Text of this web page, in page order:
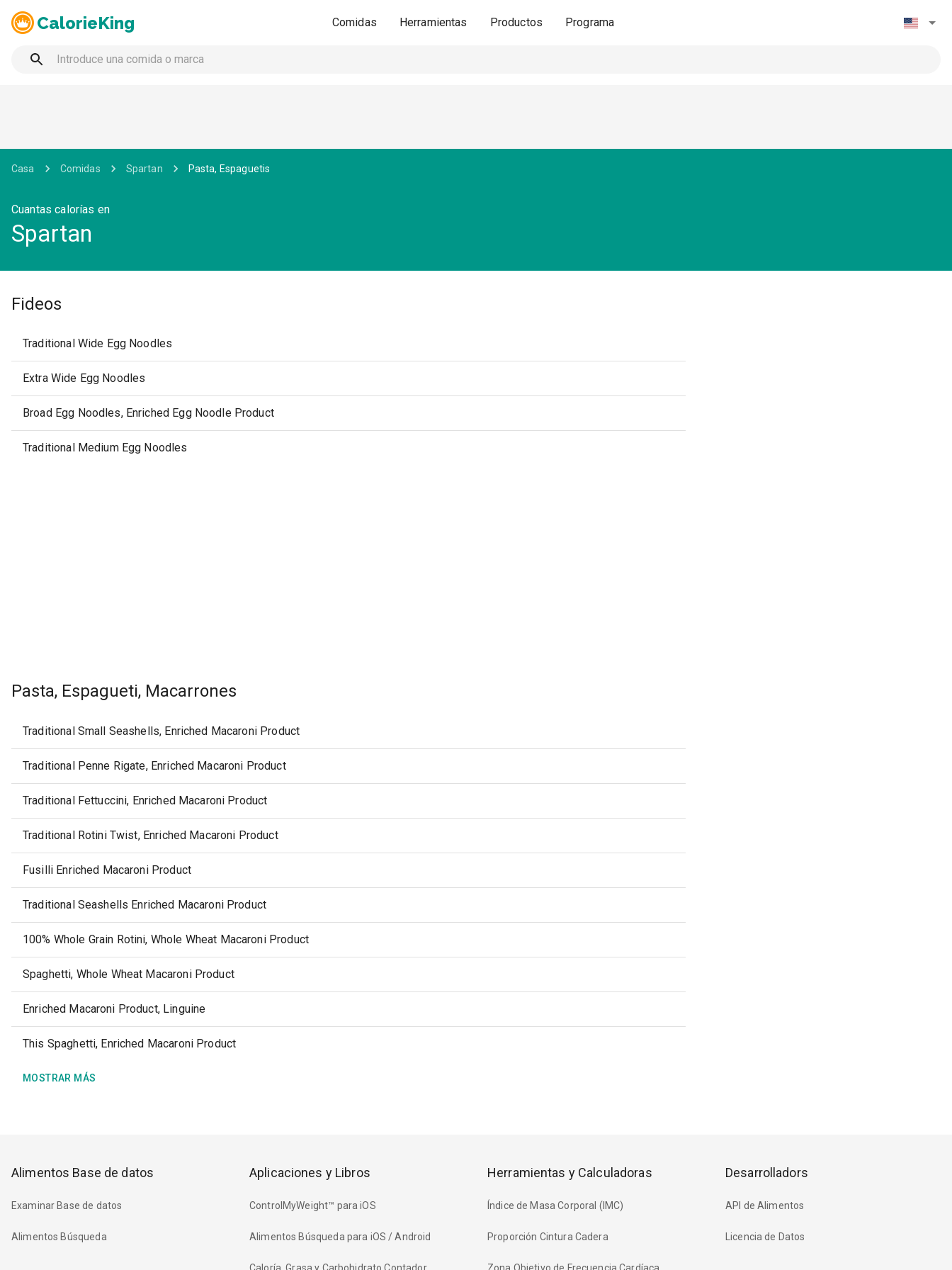
CalorieKing Comidas Herramientas Productos Programa
Casa Comidas Spartan Pasta, Espaguetis
Cuantas calorías en
Spartan
Fideos
Traditional Wide Egg Noodles
Extra Wide Egg Noodles
Broad Egg Noodles, Enriched Egg Noodle Product
Traditional Medium Egg Noodles
Pasta, Espagueti, Macarrones
Traditional Small Seashells, Enriched Macaroni Product
Traditional Penne Rigate, Enriched Macaroni Product
Traditional Fettuccini, Enriched Macaroni Product
Traditional Rotini Twist, Enriched Macaroni Product
Fusilli Enriched Macaroni Product
Traditional Seashells Enriched Macaroni Product
100% Whole Grain Rotini, Whole Wheat Macaroni Product
Spaghetti, Whole Wheat Macaroni Product
Enriched Macaroni Product, Linguine
This Spaghetti, Enriched Macaroni Product
MOSTRAR MÁS
Alimentos Base de datos
Examinar Base de datos
Alimentos Búsqueda
Aplicaciones y Libros
ControlMyWeight™ para iOS
Alimentos Búsqueda para iOS / Android
Herramientas y Calculadoras
Índice de Masa Corporal (IMC)
Proporción Cintura Cadera
Desarrolladors
API de Alimentos
Licencia de Datos